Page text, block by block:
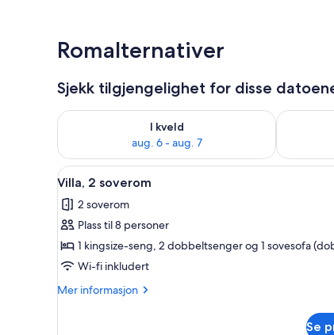
Romalternativer
Sjekk tilgjengelighet for disse
I kveld
aug. 6 - aug. 7
Sjekk tilgjengelighet for i kveld, aug. 6 - aug. 7
Sjekk
Åpne
alle
bildene
av
Villa,
2
soverom
2 soverom, senger med
12
Villa, 2 soverom
2 soverom
Plass til 8 personer
1 kingsize-seng, 2 dobbeltsenger og 1 sovesofa
Wi-fi inkludert
Mer informasjon
Mer
Se